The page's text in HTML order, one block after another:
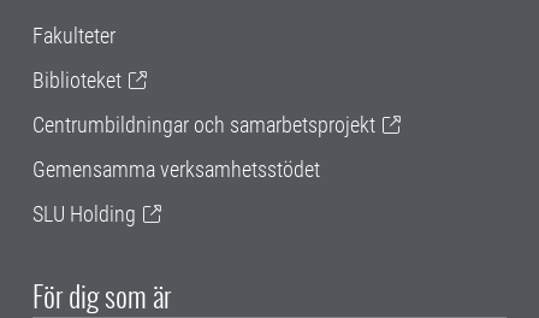
Fakulteter
Biblioteket
Centrumbildningar och samarbetsprojekt
Gemensamma verksamhetsstödet
SLU Holding
För dig som är